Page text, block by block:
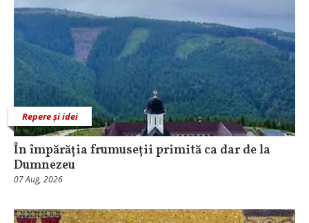
Repere și idei
În împărăția frumuseții primită ca dar de la
Dumnezeu
07 Aug, 2026